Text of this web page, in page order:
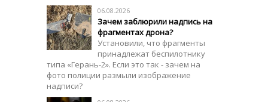
06.08.2026
Зачем заблюрили надпись на
фрагментах дрона?
Установили, что фрагменты
принадлежат беспилотнику
типа «Герань-2». Если это так - зачем на
фото полиции размыли изображение
надписи?